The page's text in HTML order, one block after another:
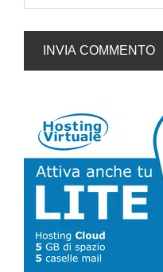
Barra
laterale
primaria